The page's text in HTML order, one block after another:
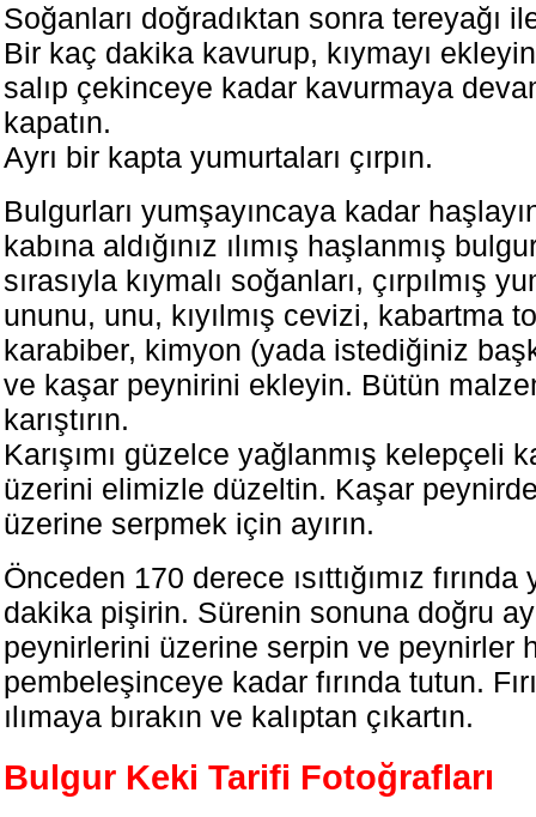
Soğanları doğradıktan sonra tereyağı
Bir kaç dakika kavurup, kıymayı
salıp çekinceye kadar kavurmaya
kapatın.
Ayrı bir kapta yumurtaları çırpın.
Bulgurları yumşayıncaya kadar
kabına aldığınız ılımış haşlanmış
sırasıyla kıymalı soğanları, çırpılmış
ununu, unu, kıyılmış cevizi, kabartma
karabiber, kimyon (yada istediğiniz
ve kaşar peynirini ekleyin. Bütün
karıştırın.
Karışımı güzelce yağlanmış kelepçeli
üzerini elimizle düzeltin. Kaşar
üzerine serpmek için ayırın.
Önceden 170 derece ısıttığımız
dakika pişirin. Sürenin sonuna doğru
peynirlerini üzerine serpin ve peynirler
pembeleşinceye kadar fırında tutun.
ılımaya bırakın ve kalıptan çıkartın.
Bulgur Keki Tarifi Fotoğrafları